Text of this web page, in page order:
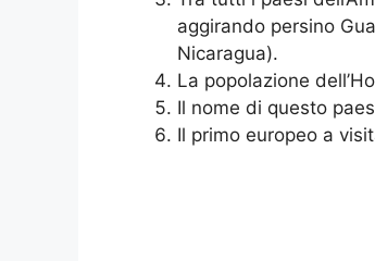
aggirando persino
Nicaragua).
La popolazione
Il nome di questo
Il primo europeo a